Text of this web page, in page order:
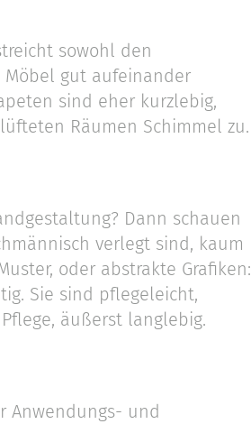
sowohl den
Möbel gut aufeinander
sind eher kurzlebig,
Räumen Schimmel zu.
Dann schauen
verlegt sind, kaum
oder abstrakte Grafiken:
Sie sind pflegeleicht,
äußerst langlebig.
Anwendungs- und